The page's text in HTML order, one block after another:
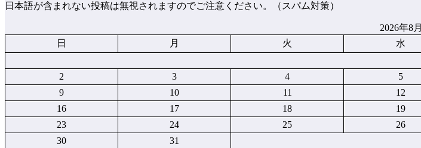
日本語が含まれない投稿は無視されますのでご注意ください。（スパム対策）
2026年8月
日
月 火 水
2
3 4 5
9
10 11 12
16
17 18 19
23
24 25 26
30
31